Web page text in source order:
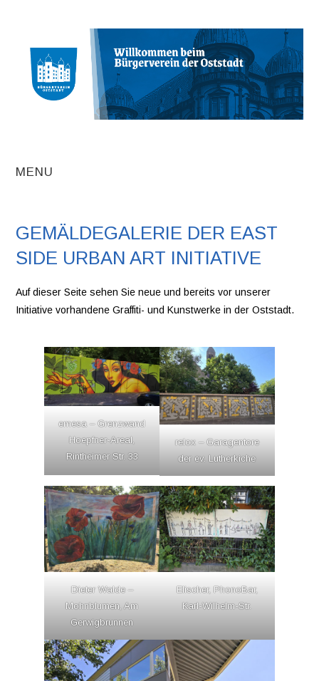
MENU
BEITRÄGE
INITIATIVEN UND
VEREINE
WIR ÜBER UNS
OSTSTADT-
UMSCHAU
EAST SIDE URBAN
ART
KONTAKT
GEMÄLDEGALERIE DER EAST
SIDE URBAN ART INITIATIVE
Auf dieser Seite sehen Sie neue und bereits vor unserer
Initiative vorhandene Graffiti- und Kunstwerke in der Oststadt.
emesa – Grenzwand
Hoepfner-Areal,
Rintheimer Str. 33
relox – Garagentore
der ev. Lutherkiche
Dieter Walde –
Mohnblumen, Am
Gerwigbrunnen
Elischer, PhonoBar,
Karl-Wilhelm-Str.